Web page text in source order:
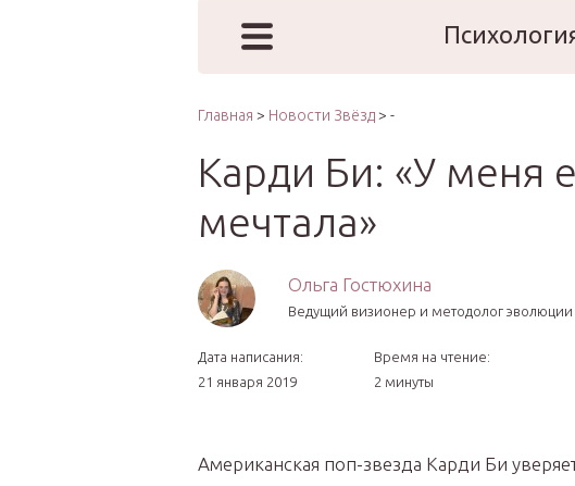
Главная > Новости Звёзд> -
Карди Би: «У меня
мечтала»
Ольга Гостюхина
Ведущий визионер и методолог
Дата написания:
21 января 2019
Время на чтение:
2 минуты
Американская поп-звезда Карди Би